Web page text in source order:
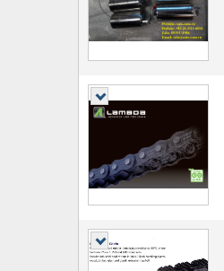
Thiết bị làm sạch
Thiết bị sơn - Sơn
Thiết bị nhà bếp
Thiêt bị PCCC
Thiết bị truyền động
Thiết bị viễn thông